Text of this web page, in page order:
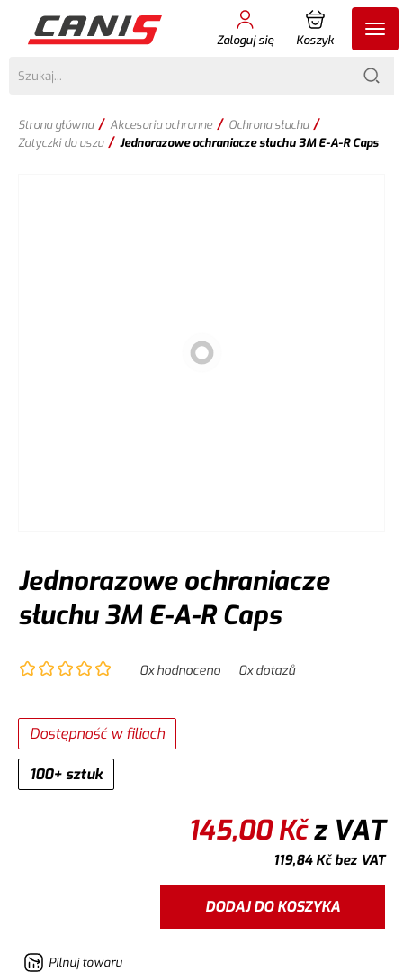
Zaloguj się Koszyk
Strona główna / Akcesoria ochronne / Ochrona słuchu /
Zatyczki do uszu / Jednorazowe ochraniacze słuchu 3M E-A-R Caps
Jednorazowe ochraniacze
słuchu 3M E-A-R Caps
0x hodnoceno 0x dotazů
100+ sztuk
Dostępność w filiach
145,00Kčz VAT
119,84Kčbez VAT
DODAJ DO KOSZYKA
Pilnuj towaru